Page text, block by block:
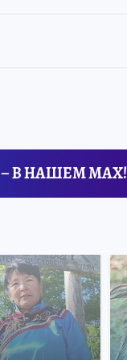
В НАШЕМ MAX!